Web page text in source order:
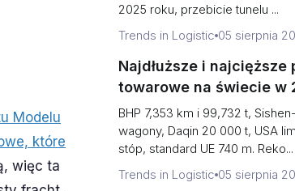
Modelu
które
więc ta
2025 roku, przebicie tunelu ...
Trends in Logistic 05 sierpnia
Najdłuższe i najcięższe
towarowe na świecie w
uszeregowane (rekordy
codzienna
BHP 7,353 km i 99,732 t,
wagony, Daqin 20 000 t, USA
stóp, standard UE 740 m. Reko...
Trends in Logistic 05 sierpnia